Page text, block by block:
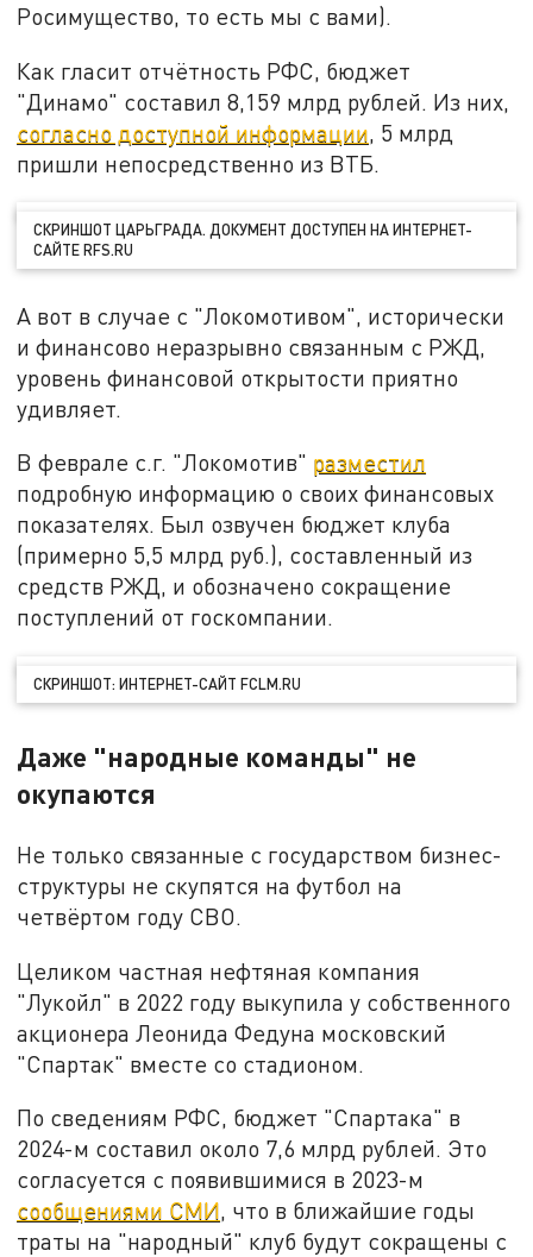
Росимущество, то есть мы с вами).
Как гласит отчётность РФС, бюджет
"Динамо" составил 8,159 млрд рублей. Из них,
согласно доступной информации , 5 млрд
пришли непосредственно из ВТБ.
СКРИНШОТ ЦАРЬГРАДА. ДОКУМЕНТ ДОСТУПЕН НА ИНТЕРНЕТ-
САЙТЕ RFS.RU
А вот в случае с "Локомотивом", исторически
и финансово неразрывно связанным с РЖД,
уровень финансовой открытости приятно
удивляет.
В феврале с.г. "Локомотив" разместил
подробную информацию о своих финансовых
показателях. Был озвучен бюджет клуба
(примерно 5,5 млрд руб.), составленный из
средств РЖД, и обозначено сокращение
поступлений от госкомпании.
СКРИНШОТ: ИНТЕРНЕТ-САЙТ FCLM.RU
Даже "народные команды" не
окупаются
Не только связанные с государством бизнес-
структуры не скупятся на футбол на
четвёртом году СВО.
Целиком частная нефтяная компания
"Лукойл" в 2022 году выкупила у собственного
акционера Леонида Федуна московский
"Спартак" вместе со стадионом.
По сведениям РФС, бюджет "Спартака" в
2024-м составил около 7,6 млрд рублей. Это
согласуется с появившимися в 2023-м
сообщениями СМИ, что в ближайшие годы
траты на "народный" клуб будут сокращены с